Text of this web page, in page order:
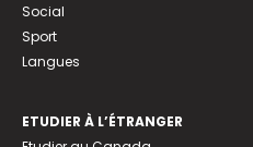
Social
Sport
Langues
ETUDIER À L’ÉTRANGER